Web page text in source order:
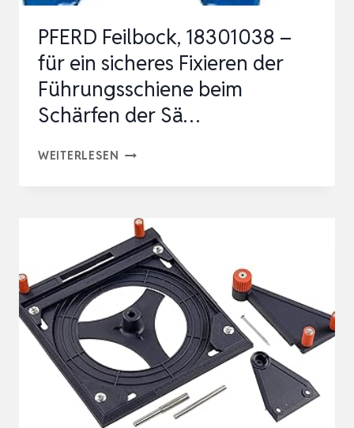
PFERD Feilbock, 18301038 –
für ein sicheres Fixieren der
Führungsschiene beim
Schärfen der Sä…
WEITERLESEN PFERD
FÜR
EIN
SICHERES
FIXIEREN
DER
FÜHRUNGSSCHIENE
BEIM
SCHÄRFEN